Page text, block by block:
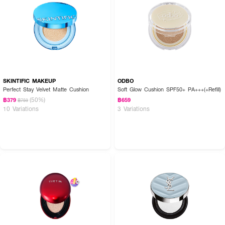
SKINTIFIC MAKEUP
Perfect Stay Velvet Matte Cushion
฿379 ฿759 (50%)
10 Variations
ODBO
Soft Glow Cushion SPF50+ PA+++(+Refill)
฿659
3 Variations